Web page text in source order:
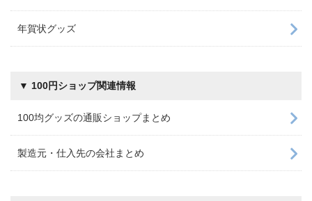
年賀状グッズ
▼ 100円ショップ関連情報
100均グッズの通販ショップまとめ
製造元・仕入先の会社まとめ